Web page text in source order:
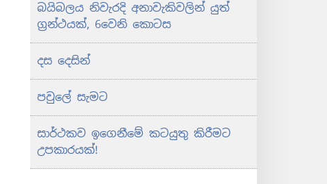
බයිබලය නිවැරදි අනාවැකිවලින් යුත්
ග්‍රන්ථයක්, 6වෙනි කොටස
දස දෙසින්
පවුලේ සැමට
සාර්ථකව ඉගෙනීමේ කටයුතු කිරීමට
උපකාරයක්!